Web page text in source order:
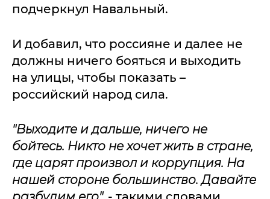
подчеркнул Навальный.
И добавил, что россияне и далее не
должны ничего бояться и выходить
на улицы, чтобы показать –
российский народ сила.
"Выходите и дальше, ничего не
бойтесь. Никто не хочет жить в стране,
где царят произвол и коррупция. На
нашей стороне большинство. Давайте